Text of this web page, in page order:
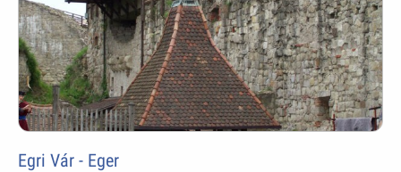
Egri Vár - Eger